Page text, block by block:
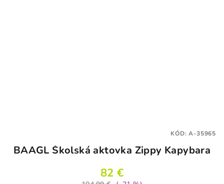
BAAGL Školská aktovka Zippy Kapybara
82 €
KÓD:A-35965